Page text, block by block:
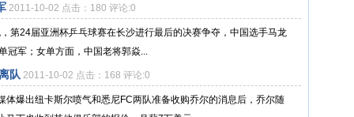
2011-10-02 点击：180 评论:0
第24届亚洲杯乒乓球赛在长沙进行最后的决赛争夺，中国选手马龙
冠军；女单方面，中国老将郭焱...
队 2011-10-02 点击：168 评论:0
体爆出纽卡斯尔喷气和悉尼FC两队准备收购乔尔的消息后，乔尔随